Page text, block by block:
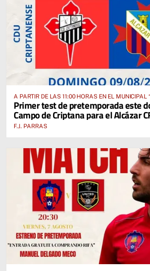
A PARTIR DE LAS 11:00 HORAS EN EL MUNICIPAL
FUENTE” ANTE EL CUD CRIPTANENSE
Primer test de pretemporada este
Campo de Criptana para el Alcázar
F.J. PARRAS